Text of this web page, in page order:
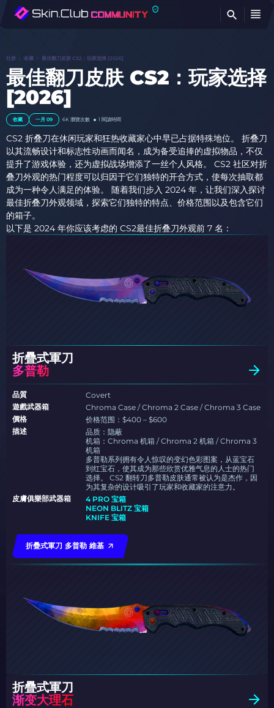
社群 收藏 最佳翻刀皮肤 CS2：玩家选择 [2026]
最佳翻刀皮肤 CS2：玩家选择
[2026]
收藏 一月 09 6K 瀏覽次數 1 閱讀時間
CS2 折叠刀在休闲玩家和狂热收藏家心中早已占据特殊地位。 折叠刀
以其流畅设计和标志性动画而闻名，成为备受追捧的虚拟物品，不仅
提升了游戏体验，还为虚拟战场增添了一丝个人风格。 CS2 社区对折
叠刀外观的热门程度可以归因于它们独特的开合方式，使每次抽取都
成为一种令人满足的体验。 随着我们步入 2024 年，让我们深入探讨
最佳折叠刀外观领域，探索它们独特的特点、价格范围以及包含它们
的箱子。
以下是 2024 年你应该考虑的 CS2最佳折叠刀外观前 7 名：
折疊式軍刀
多普勒
品質
Covert
遊戲武器箱
Chroma Case / Chroma 2 Case / Chroma 3 Case
價格
价格范围：$400 – $600
描述
品质：隐蔽
机箱：Chroma 机箱 / Chroma 2 机箱 / Chroma 3
机箱
多普勒系列拥有令人惊叹的变幻色彩图案，从蓝宝石
到红宝石，使其成为那些欣赏优雅气息的人士的热门
选择。 CS2 翻转刀多普勒皮肤通常被认为是杰作，因
为其复杂的设计吸引了玩家和收藏家的注意力。
皮膚俱樂部武器箱
4 PRO 宝箱
NEON BLITZ 宝箱
KNIFE 宝箱
折疊式軍刀 多普勒 維基
折疊式軍刀
渐变大理石